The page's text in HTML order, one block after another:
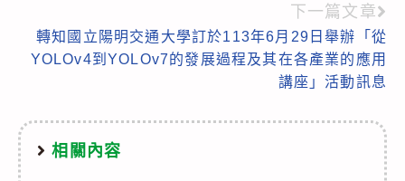
下一篇文章
轉知國立陽明交通大學訂於113年6月29日舉辦「從
YOLOv4到YOLOv7的發展過程及其在各產業的應用
講座」活動訊息
相關內容